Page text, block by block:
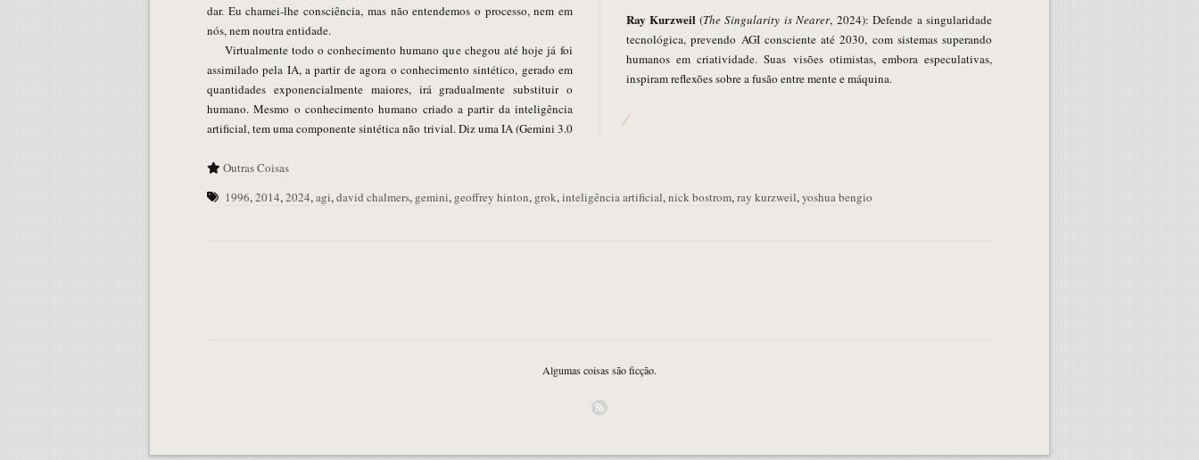
dar. Eu chamei-lhe consciência, mas não entendemos o processo, nem em
nós, nem noutra entidade.
Virtualmente todo o conhecimento humano que chegou até hoje já foi
assimilado pela IA, a partir de agora o conhecimento sintético, gerado em
quantidades exponencialmente maiores, irá gradualmente substituir o
humano. Mesmo o conhecimento humano criado a partir da inteligência
artificial, tem uma componente sintética não trivial. Diz uma IA (Gemini 3.0
Ray Kurzweil (The Singularity is Nearer, 2024): Defende a singularidade
tecnológica, prevendo AGI consciente até 2030, com sistemas superando
humanos em criatividade. Suas visões otimistas, embora especulativas,
inspiram reflexões sobre a fusão entre mente e máquina.
Outras Coisas
1996,2014,2024,agi,david chalmers, gemini, geoffrey hinton, grok,inteligência artificial,nick bostrom,ray kurzweil,yoshua bengio
Algumas coisas são ficção.